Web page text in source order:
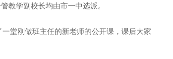
教学副校长均由市一中选派。
堂刚做班主任的新老师的公开课，课后大家